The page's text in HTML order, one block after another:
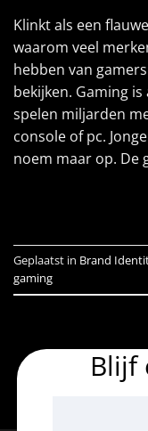
Klinkt als een
waarom veel
hebben van
bekijken. Gaming
spelen miljarden
console of pc.
noem maar op. De
Geplaatst in Brand
gaming
Blijf